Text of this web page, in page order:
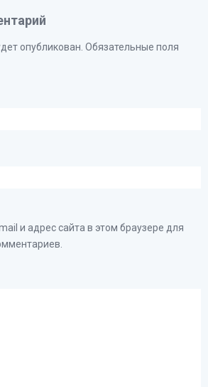
опубликован. Обязательные поля
и адрес сайта в этом браузере для